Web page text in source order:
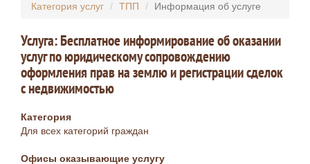
Категория услуг ТПП Информация об услуге
Услуга: Бесплатное информирование об оказании
услуг по юридическому сопровождению
оформления прав на землю и регистрации сделок
с недвижимостью
Категория
Для всех категорий граждан
Офисы оказывающие услугу